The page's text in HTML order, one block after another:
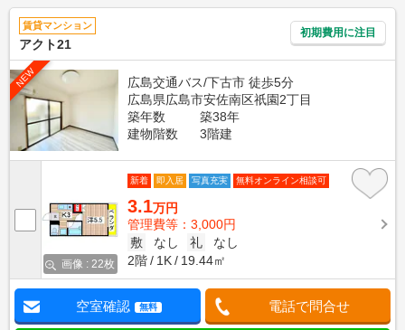
賃貸マンション
アクト21
初期費用に注目
NEW
広島交通バス/下古市 徒歩5分
広島県広島市安佐南区祇園2丁目
築年数
築38年
建物階数
3階建
画像 : 22枚
新着 即入居 写真充実 無料オンライン相談可
3.1万円
管理費等：3,000円
敷
なし 礼
なし
2階
1K 19.44㎡
空室確認 無料 電話で問合せ